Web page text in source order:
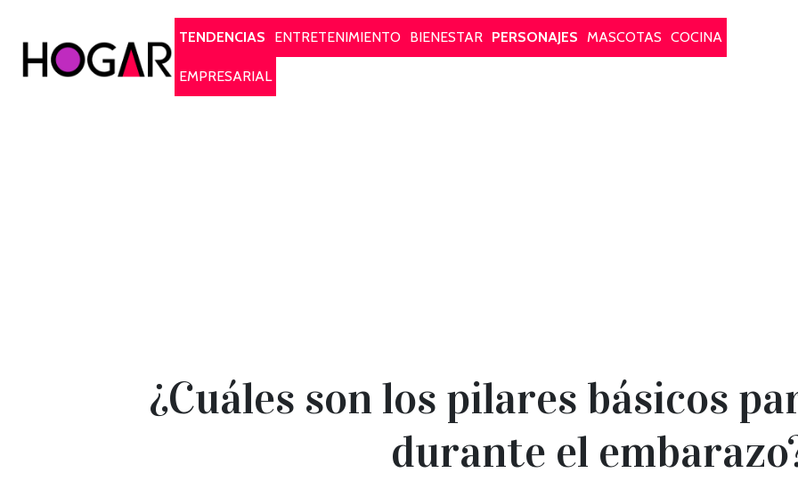
TENDENCIAS
ENTRETENIMIENTO BIENESTAR PERSONAJES MASCOTAS COCINA
EMPRESARIAL
¿Cuáles son los pilares básicos
durante el